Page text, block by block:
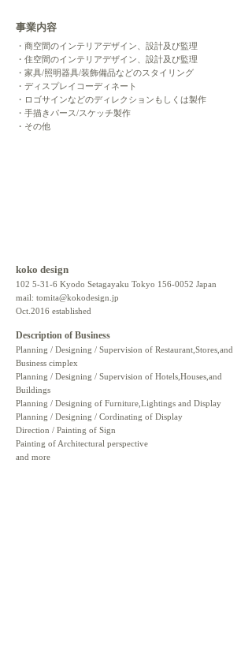
事業内容
・商空間のインテリアデザイン、設計及び監理
・ 住空間のインテリアデザイン、設計及び監理
・ 家具/照明器具/装飾備品などのスタイリング
・ ディスプレイコーディネート
​・ロゴサインなどのディレクションもしくは製作
・手描きパース/スケッチ製作
​・その他
koko design
102 5-31-6 Kyodo Setagayaku Tokyo 156-0052 Japan
mail: tomita@kokodesign.jp
Oct.2016 established
Description of Business
Planning / Designing / Supervision of Restaurant,Stores,and
Business cimplex
Planning / Designing / Supervision of Hotels,Houses,and
Buildings
Planning / Designing of Furniture,Lightings and Display
Planning / Designing / Cordinating of Display
Direction / Painting of Sign
Painting of Architectural perspective
and more